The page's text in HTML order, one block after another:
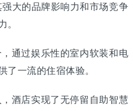
大的品牌影响力和市场竞争
。
通过娱乐性的室内软装和电
一流的住宿体验。
酒店实现了无停留自助智慧